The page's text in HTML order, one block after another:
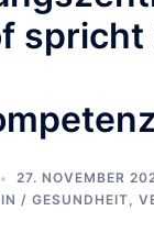
spricht
27. NOVEMBER
/ GESUNDHEIT,